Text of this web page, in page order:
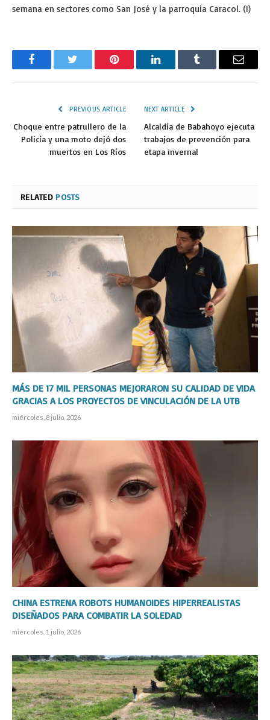
semana en sectores como San José y la parroquia Caracol. (I)
FacebookTwitter Pinterest LinkedInTumblr Email
PREVIOUS ARTICLE
Choque entre patrullero de la
Policía y una moto dejó dos
muertos en Los Ríos
NEXT ARTICLE
Alcaldía de Babahoyo ejecuta
trabajos de prevención para
etapa invernal
RELATED POSTS
MÁS DE 17 MIL PERSONAS MEJORARON SU CALIDAD DE VIDA
GRACIAS A LOS PROYECTOS DE VINCULACIÓN DE LA UTB
miércoles, 8 julio, 2026
CHINA ESTRENA ROBOTS HUMANOIDES HIPERREALISTAS
DISEÑADOS PARA COMBATIR LA SOLEDAD
miércoles, 1 julio, 2026